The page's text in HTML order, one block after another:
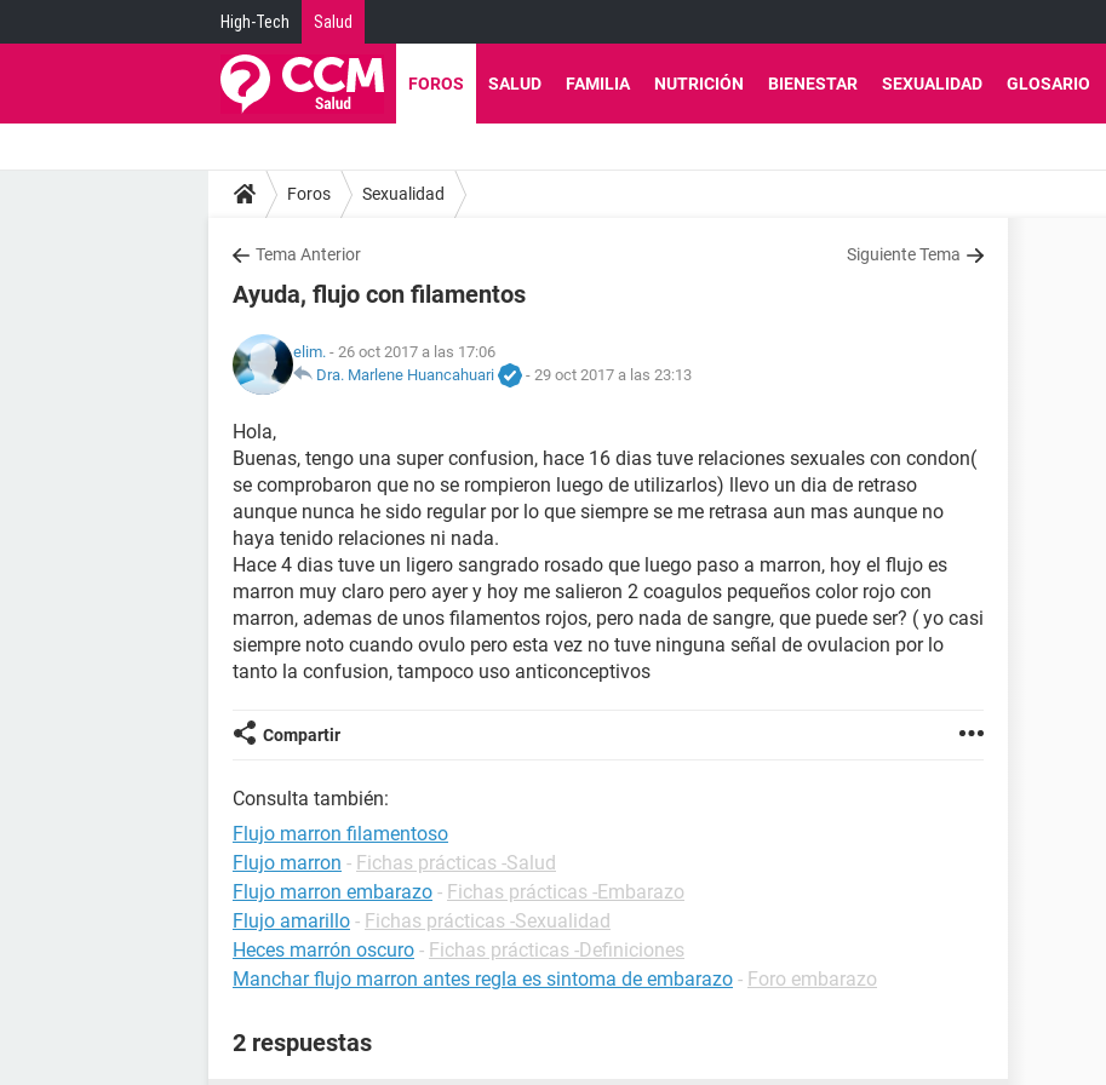
High-Tech Salud
FOROS SALUD FAMILIA NUTRICIÓN BIENESTAR SEXUALIDAD GLOSARIO
Foros Sexualidad
Tema Anterior Siguiente Tema
Ayuda, flujo con filamentos
elim. - 26 oct 2017 a las 17:06
Dra. Marlene Huancahuari
- 29 oct 2017 a las 23:13
Hola,
Buenas, tengo una super confusion, hace 16 dias tuve relaciones sexuales con condon(
se comprobaron que no se rompieron luego de utilizarlos) llevo un dia de retraso
aunque nunca he sido regular por lo que siempre se me retrasa aun mas aunque no
haya tenido relaciones ni nada.
Hace 4 dias tuve un ligero sangrado rosado que luego paso a marron, hoy el flujo es
marron muy claro pero ayer y hoy me salieron 2 coagulos pequeños color rojo con
marron, ademas de unos filamentos rojos, pero nada de sangre, que puede ser? ( yo casi
siempre noto cuando ovulo pero esta vez no tuve ninguna señal de ovulacion por lo
tanto la confusion, tampoco uso anticonceptivos
Compartir
Consulta también:
Flujo marron filamentoso
Flujo marron - Fichas prácticas -Salud
Flujo marron embarazo - Fichas prácticas -Embarazo
Flujo amarillo - Fichas prácticas -Sexualidad
Heces marrón oscuro - Fichas prácticas -Definiciones
Manchar flujo marron antes regla es sintoma de embarazo - Foro embarazo
2 respuestas